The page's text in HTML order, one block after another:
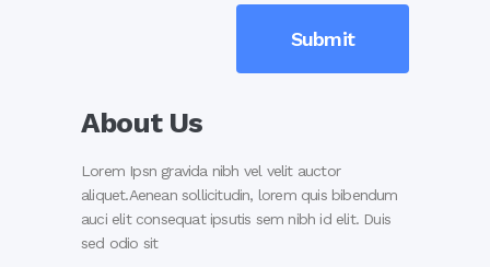
About Us
Lorem Ipsn gravida nibh vel velit auctor
aliquet.Aenean sollicitudin, lorem quis bibendum
auci elit consequat ipsutis sem nibh id elit. Duis
sed odio sit